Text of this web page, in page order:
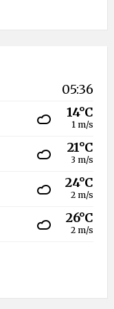
05:36
14°C
1 m/s
21°C
3 m/s
24°C
2 m/s
26°C
2 m/s